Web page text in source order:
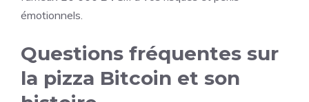
émotionnels.
Questions fréquentes sur
la pizza Bitcoin et son